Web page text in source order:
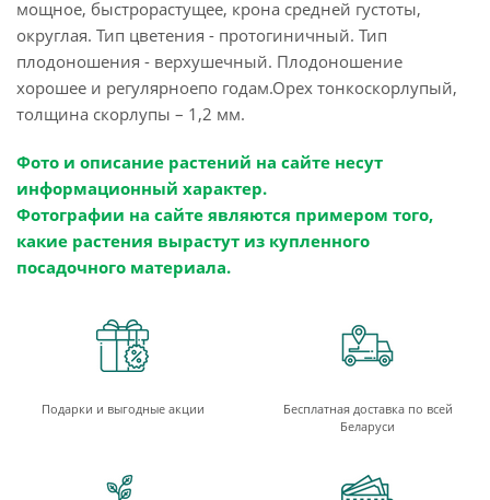
мощное, быстрорастущее, крона средней густоты,
округлая. Тип цветения - протогиничный. Тип
плодоношения - верхушечный. Плодоношение
хорошее и регулярноепо годам.Орех тонкоскорлупый,
толщина скорлупы – 1,2 мм.
Фото и описание растений на сайте несут
информационный характер.
Фотографии на сайте являются примером того,
какие растения вырастут из купленного
посадочного материала.
Подарки и выгодные акции
Бесплатная доставка по всей
Беларуси